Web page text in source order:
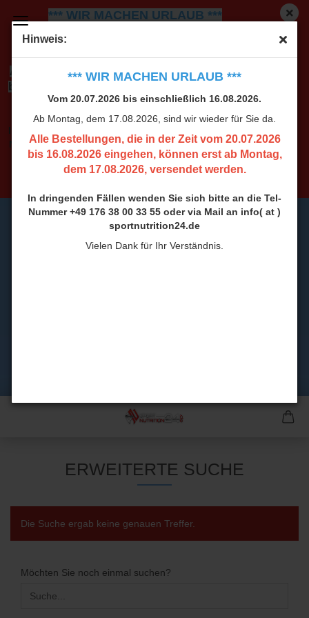
Hinweis:
*** WIR MACHEN URLAUB ***
Vom 20.07.2026 bis einschließlich 16.08.2026.
Ab Montag, dem 17.08.2026, sind wir wieder für Sie da.
Alle Bestellungen, die in der Zeit vom 20.07.2026
bis 16.08.2026 eingehen, können erst ab Montag,
dem 17.08.2026, versendet werden.
In dringenden Fällen wenden Sie sich bitte an die Tel-
Nummer +49 176 38 00 33 55 oder via Mail an info( at )
sportnutrition24.de
Vielen Dank für Ihr Verständnis.
*** WIR MACHEN URLAUB ***
Vom 20.07.2026 bis einschließlich 16.08.2026.
Alle Bestellungen, die in der Zeit vom 20.07.2026
dem 17.08.2026, versendet werden.
In dringenden Fällen wenden Sie sich bitte an die Tel-
Nummer +49 176 38 00 33 55 oder via Mail an info( at )
sportnutrition24.de
Vielen Dank für Ihr Verständnis.
ERWEITERTE SUCHE
Die Suche ergab keine genauen Treffer.
MÖCHTEN
NOCH
Möchten Sie noch einmal suchen?